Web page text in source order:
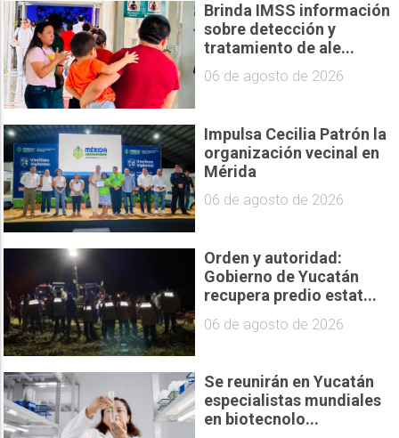
Brinda IMSS información
sobre detección y
tratamiento de ale...
06 de agosto de 2026
Impulsa Cecilia Patrón la
organización vecinal en
Mérida
06 de agosto de 2026
Orden y autoridad:
Gobierno de Yucatán
recupera predio estat...
06 de agosto de 2026
Se reunirán en Yucatán
especialistas mundiales
en biotecnolo...